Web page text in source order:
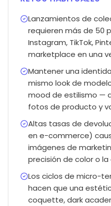
Lanzamientos de
requieren más de 50
Instagram, TikTok,
marketplace en una
Mantener una
mismo look de
mood de estilismo —
fotos de producto y
Altas tasas de
en e-commerce)
imágenes de
precisión de color o
Los ciclos de micro-
hacen que una
coquette, dark